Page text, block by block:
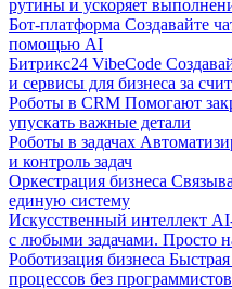
рутины и ускоряет
Бот-платформа Создавайте
помощью AI
Битрикс24 VibeCode
и сервисы для бизнеса за
Роботы в CRM Помогают
упускать важные детали
Роботы в задачах
и контроль задач
Оркестрация бизнеса
единую систему
Искусственный интеллект
с любыми задачами. Просто
Роботизация бизнеса
процессов без